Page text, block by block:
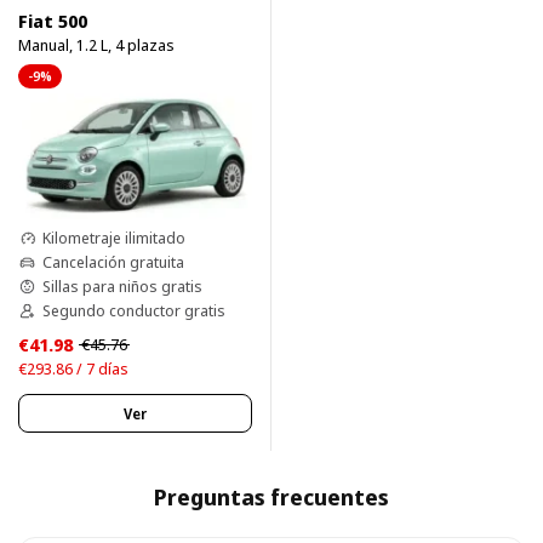
Fiat 500
Manual, 1.2 L, 4 plazas
-9%
Kilometraje ilimitado
Cancelación gratuita
Sillas para niños gratis
Segundo conductor gratis
€41.98 €45.76
€293.86 / 7 días
Ver
Preguntas frecuentes